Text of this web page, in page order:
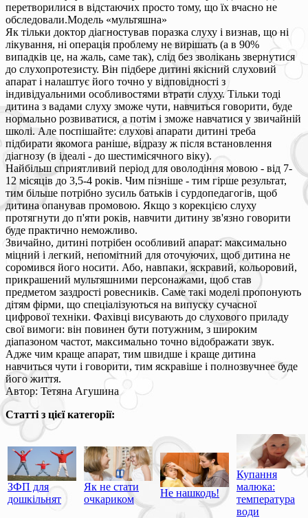
перетворилися в відстаючих просто тому, що їх вчасно не
обследовали.Модель «мультяшна»
Як тільки доктор діагностував поразка слуху і визнав, що ні
лікування, ні операція проблему не вирішать (а в 90%
випадків це, на жаль, саме так), слід без зволікань звернутися
до слухопротезисту. Він підбере дитині якісний слуховий
апарат і налаштує його точно у відповідності з
індивідуальними особливостями втрати слуху. Тільки тоді
дитина з вадами слуху зможе чути, навчиться говорити, буде
нормально розвиватися, а потім і зможе навчатися у звичайній
школі. Але поспішайте: слухові апарати дитині треба
підбирати якомога раніше, відразу ж після встановлення
діагнозу (в ідеалі - до шестимісячного віку).
Найбільш сприятливий період для оволодіння мовою - від 7-
12 місяців до 3,5-4 років. Чим пізніше - тим гірше результат,
тим більше потрібно зусиль батьків і сурдопедагогів, щоб
дитина опанував промовою. Якщо з корекцією слуху
протягнути до п'яти років, навчити дитину зв'язно говорити
буде практично неможливо.
Звичайно, дитині потрібен особливий апарат: максимально
міцний і легкий, непомітний для оточуючих, щоб дитина не
соромився його носити. Або, навпаки, яскравий, кольоровий,
прикрашений мультяшними персонажами, щоб став
предметом заздрості ровесників. Саме такі моделі пропонують
дітям фірми, що спеціалізуються на випуску сучасної
цифрової техніки. Фахівці висувають до слухового приладу
свої вимоги: він повинен бути потужним, з широким
діапазоном частот, максимально точно відображати звук.
Адже чим краще апарат, тим швидше і краще дитина
навчиться чути і говорити, тим яскравіше і полнозвучнее буде
його життя.
Автор: Тетяна Агушина
Статті з цієї категорії:
ЗФП для
дошкільнят
Як не стати
очкариком
Не нашкодь!
Купання
малюка:
температура
води